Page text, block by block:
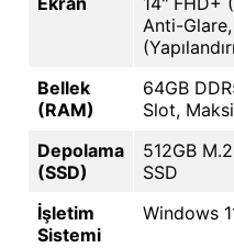
Anti-
Bellek
(RAM)
64GB
Slot,
Depolama
(SSD)
512GB
SSD
İşletim
Sistemi
Windows